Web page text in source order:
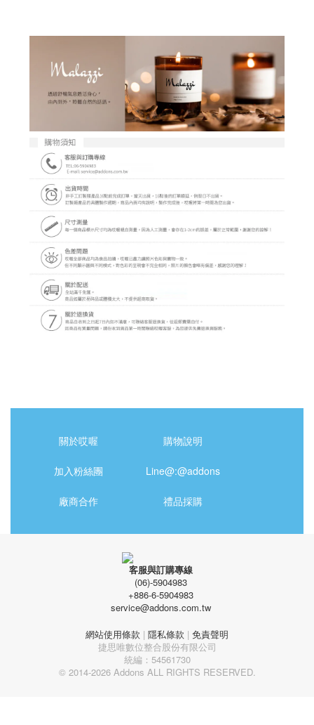
關於哎喔 購物說明
加入粉絲團 Line@:@addons
廠商合作 禮品採購
客服與訂購專線
(06)-5904983
+886-6-5904983
service@addons.com.tw
網站使用條款 | 隱私條款 | 免責聲明
捷思唯數位整合股份有限公司
統編：54561730
© 2014-2026 Addons ALL RIGHTS RESERVED.